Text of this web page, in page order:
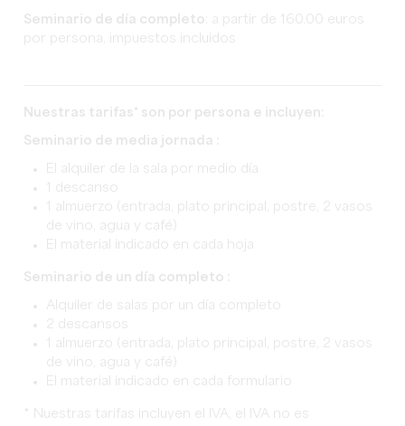
Seminario de día completo : a partir de 160,00 euros
por persona, impuestos incluidos
Nuestras tarifas* son por persona e incluyen:
Seminario de media jornada :
El alquiler de la sala por medio día
1 descanso
1 almuerzo (entrada, plato principal, postre, 2 vasos
de vino, agua y café)
El material indicado en cada hoja
Seminario de un día completo :
Alquiler de salas por un día completo
2 descansos
1 almuerzo (entrada, plato principal, postre, 2 vasos
de vino, agua y café)
El material indicado en cada formulario
* Nuestras tarifas incluyen el IVA, el IVA no es